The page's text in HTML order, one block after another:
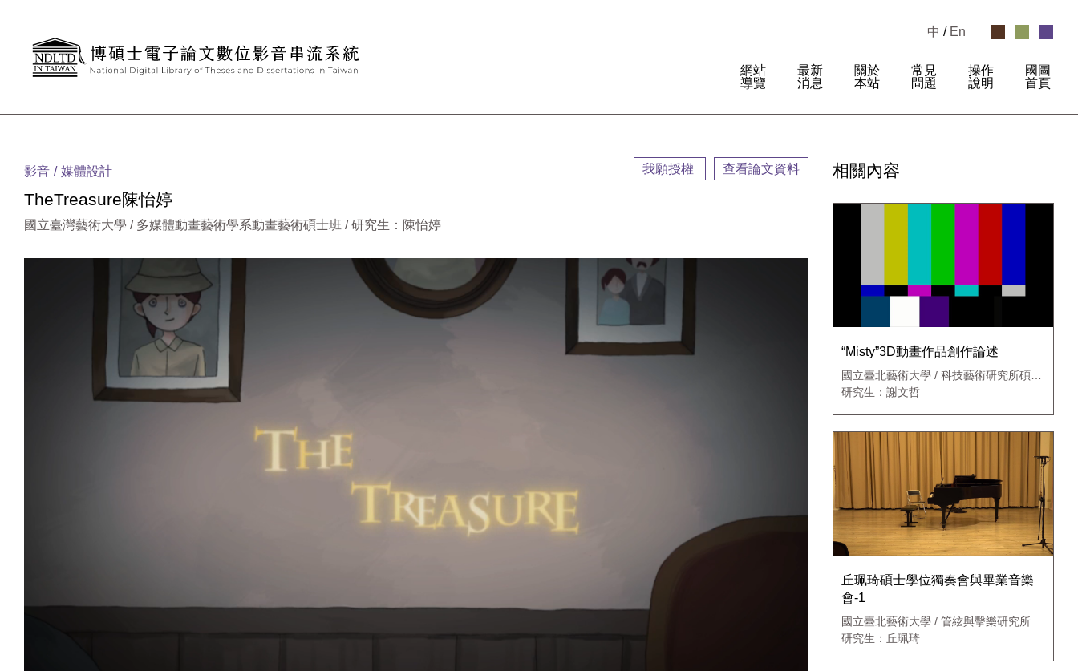
網站
導覽
最新
消息
關於
本站
常見
問題
操作
說明
國圖
首頁
中 / En
影音 媒體設計
TheTreasure陳怡婷
國立臺灣藝術大學 / 多媒體動畫藝術學系動畫藝術碩士班 / 研究生：陳怡婷
我願授權 查看論文資料 相關內容
“Misty”3D動畫作品創作論述
國立臺北藝術大學 / 科技藝術研究所碩士
班
研究生：謝文哲
丘珮琦碩士學位獨奏會與畢業音樂
會-1
國立臺北藝術大學 / 管絃與擊樂研究所
研究生：丘珮琦